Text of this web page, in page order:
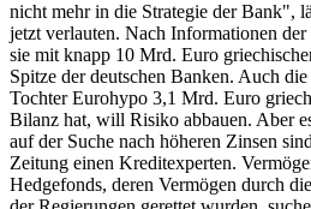
nicht mehr in die Strategie der Bank",
jetzt verlauten. Nach Informationen
sie mit knapp 10 Mrd. Euro
Spitze der deutschen Banken. Auch
Tochter Eurohypo 3,1 Mrd. Euro
Bilanz hat, will Risiko abbauen. Aber
auf der Suche nach höheren Zinsen
Zeitung einen Kreditexperten.
Hedgefonds, deren Vermögen durch